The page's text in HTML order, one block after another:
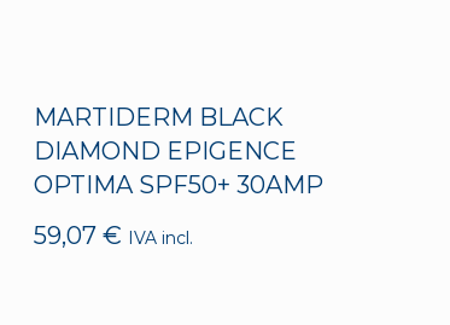
MARTIDERM BLACK
DIAMOND EPIGENCE
OPTIMA SPF50+ 30AMP
59,07€ IVA incl.